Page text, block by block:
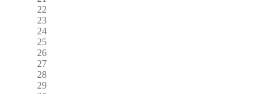
22
23
24
25
26
27
28
29